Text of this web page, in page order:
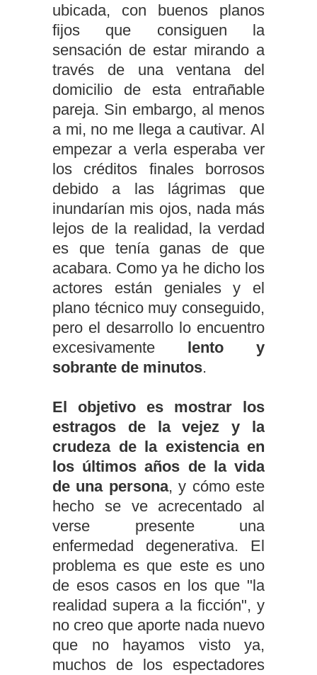
ubicada, con buenos planos
fijos que consiguen la
sensación de estar mirando a
través de una ventana del
domicilio de esta entrañable
pareja. Sin embargo, al menos
a mi, no me llega a cautivar. Al
empezar a verla esperaba ver
los créditos finales borrosos
debido a las lágrimas que
inundarían mis ojos, nada más
lejos de la realidad, la verdad
es que tenía ganas de que
acabara. Como ya he dicho los
actores están geniales y el
plano técnico muy conseguido,
pero el desarrollo lo encuentro
excesivamente lento y
sobrante de minutos.
El objetivo es mostrar los
estragos de la vejez y la
crudeza de la existencia en
los últimos años de la vida
de una persona, y cómo este
hecho se ve acrecentado al
verse presente una
enfermedad degenerativa. El
problema es que este es uno
de esos casos en los que "la
realidad supera a la ficción", y
no creo que aporte nada nuevo
que no hayamos visto ya,
muchos de los espectadores